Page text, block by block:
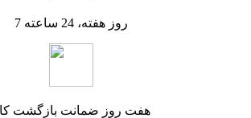
7 روز هفته، 24 ساعته
هفت روز ضمانت بازگشت